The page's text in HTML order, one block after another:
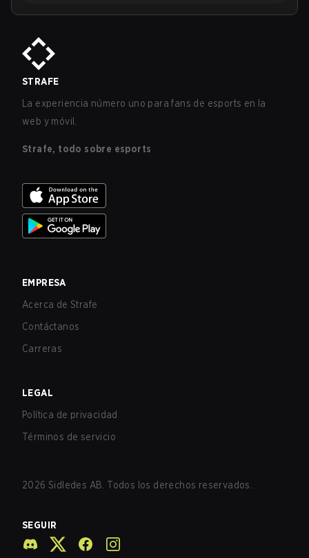
STRAFE
La experiencia número uno para fans de esports en la
web y móvil.
Strafe, todo sobre esports
EMPRESA
Acerca de Strafe
Contáctanos
Carreras
LEGAL
Política de privacidad
Términos de servicio
2026 Sidledes AB. Todos los derechos reservados.
SEGUIR